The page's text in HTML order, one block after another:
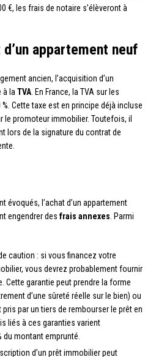
€, les frais de notaire s’élèveront à
d’un appartement neuf
ancien, l’acquisition d’un
à la TVA . En France, la TVA sur les
Cette taxe est en principe déjà incluse
le promoteur immobilier. Toutefois, il
lors de la signature du contrat de
évoqués, l’achat d’un appartement
engendrer des frais annexes . Parmi
caution : si vous financez votre
vous devrez probablement fournir
Cette garantie peut prendre la forme
d’une sûreté réelle sur le bien) ou
par un tiers de rembourser le prêt en
liés à ces garanties varient
du montant emprunté.
d’un prêt immobilier peut